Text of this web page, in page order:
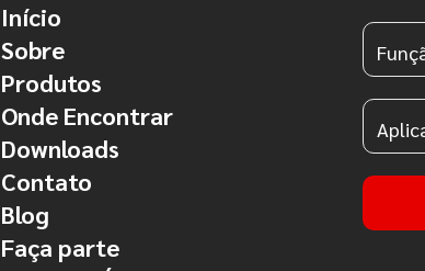
Início
Sobre
Produtos
Onde Encontrar
Downloads
Contato
Blog
Faça parte